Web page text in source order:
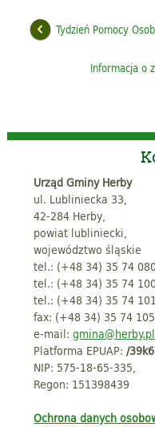
Tydzień Pomocy
Informacja o
Urząd Gminy Herby
ul. Lubliniecka 33,
42-284 Herby,
powiat lubliniecki,
województwo śląskie
tel.: (+48 34) 35 74
tel.: (+48 34) 35 74
tel.: (+48 34) 35 74
fax: (+48 34) 35 74
e-mail:gmina@herby.pl
Platforma EPUAP:/
NIP: 575-18-65-335,
Regon: 151398439
Ochrona danych